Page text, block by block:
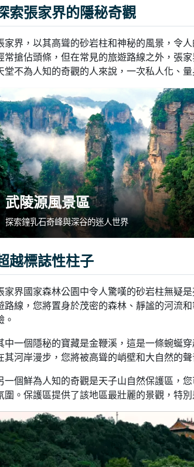
索張家界的隱秘奇觀
家界，以其高聳的砂岩柱和神秘的風景，令
常搶佔頭條，但在常見的旅遊路線之外，張
堂不為人知的奇觀的人來說，一次私人化、
武陵源風景區
探索鐘乳石奇峰與深谷的迷人世界
越標誌性柱子
家界國家森林公園中令人驚嘆的砂岩柱無疑
路線，您將置身於茂密的森林、靜謐的河流
。
中一個隱秘的寶藏是金鞭溪，這是一條蜿蜒
其河岸漫步，您將被高聳的峭壁和大自然的
一個鮮為人知的奇觀是天子山自然保護區，
圍。保護區提供了該地區最壯麗的景觀，特